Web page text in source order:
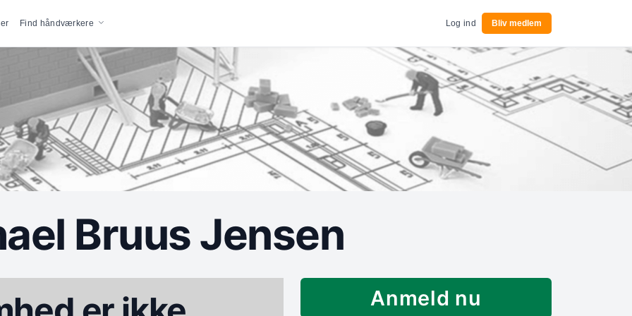
Find håndværkere Log ind Bliv medlem
Bruus Jensen
Anmeld nu